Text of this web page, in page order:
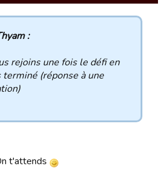
:
rejoins une fois le défi en
terminé (réponse à une
t'attends